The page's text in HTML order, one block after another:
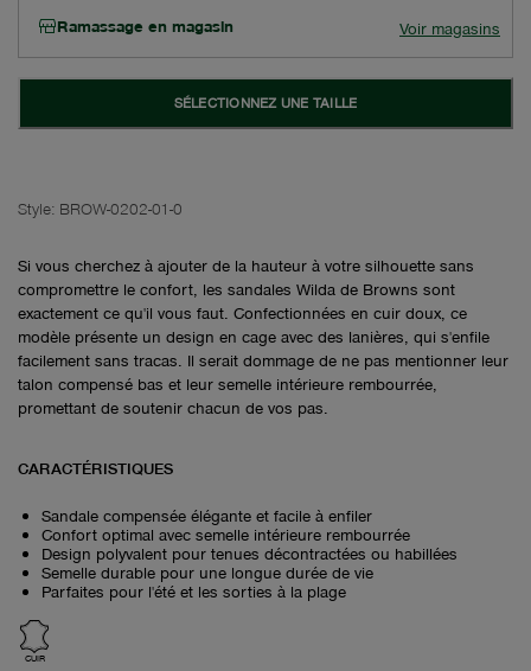
Ramassage en magasin Voir magasins
SÉLECTIONNEZ UNE TAILLE
Style: BROW-0202-01-0
Si vous cherchez à ajouter de la hauteur à votre silhouette sans
compromettre le confort, les sandales Wilda de Browns sont
exactement ce qu'il vous faut. Confectionnées en cuir doux, ce
modèle présente un design en cage avec des lanières, qui s'enfile
facilement sans tracas. Il serait dommage de ne pas mentionner leur
talon compensé bas et leur semelle intérieure rembourrée,
promettant de soutenir chacun de vos pas.
CARACTÉRISTIQUES
Sandale compensée élégante et facile à enfiler
Confort optimal avec semelle intérieure rembourrée
Design polyvalent pour tenues décontractées ou habillées
Semelle durable pour une longue durée de vie
Parfaites pour l'été et les sorties à la plage
CUIR